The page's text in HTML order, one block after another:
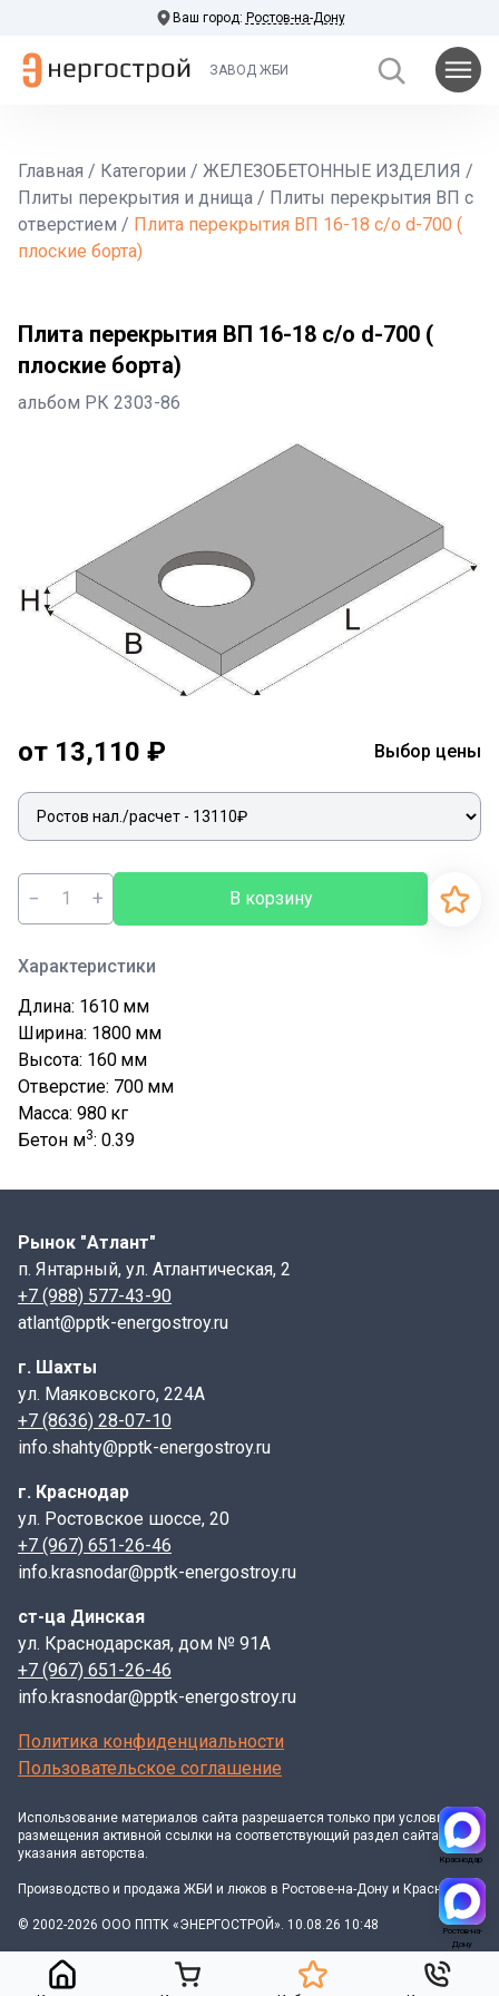
Ваш город: Ростов-на-Дону
ЗАВОД ЖБИ
Главная / Категории / ЖЕЛЕЗОБЕТОННЫЕ ИЗДЕЛИЯ /
Плиты перекрытия и днища / Плиты перекрытия ВП с
отверстием / Плита перекрытия ВП 16-18 с/о d-700 (
плоские борта)
Плита перекрытия ВП 16-18 с/о d-700 (
плоские борта)
альбом РК 2303-86
от 13,110 ₽ Выбор цены
− + В корзину
Характеристики
Длина: 1610 мм
Ширина: 1800 мм
Высота: 160 мм
Отверстие: 700 мм
Масса: 980 кг
Бетон м3: 0.39
Рынок "Атлант"
п. Янтарный, ул. Атлантическая, 2
+7 (988) 577-43-90
atlant@pptk-energostroy.ru
г. Шахты
ул. Маяковского, 224А
+7 (8636) 28-07-10
info.shahty@pptk-energostroy.ru
г. Краснодар
ул. Ростовское шоссе, 20
+7 (967) 651-26-46
info.krasnodar@pptk-energostroy.ru
ст-ца Динская
ул. Краснодарская, дом № 91А
+7 (967) 651-26-46
info.krasnodar@pptk-energostroy.ru
Политика конфиденциальности
Пользовательское соглашение
Использование материалов сайта разрешается только при условии
размещения активной ссылки на соответствующий раздел сайта и
указания авторства.
Производство и продажа ЖБИ и люков в Ростове-на-Дону и Краснодаре
© 2002-2026 ООО ППТК «ЭНЕРГОСТРОЙ». 10.08.26 10:48
Краснодар
Ростов-на-
Дону